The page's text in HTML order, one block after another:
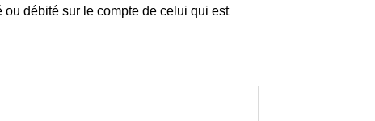
débité sur le compte de celui qui est